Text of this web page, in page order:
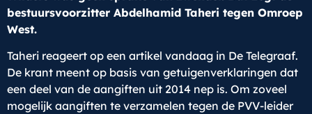
bestuursvoorzitter Abdelhamid Taheri tegen Omroep
West.
Taheri reageert op een artikel vandaag in De Telegraaf.
De krant meent op basis van getuigenverklaringen dat
een deel van de aangiften uit 2014 nep is. Om zoveel
mogelijk aangiften te verzamelen tegen de PVV-leider